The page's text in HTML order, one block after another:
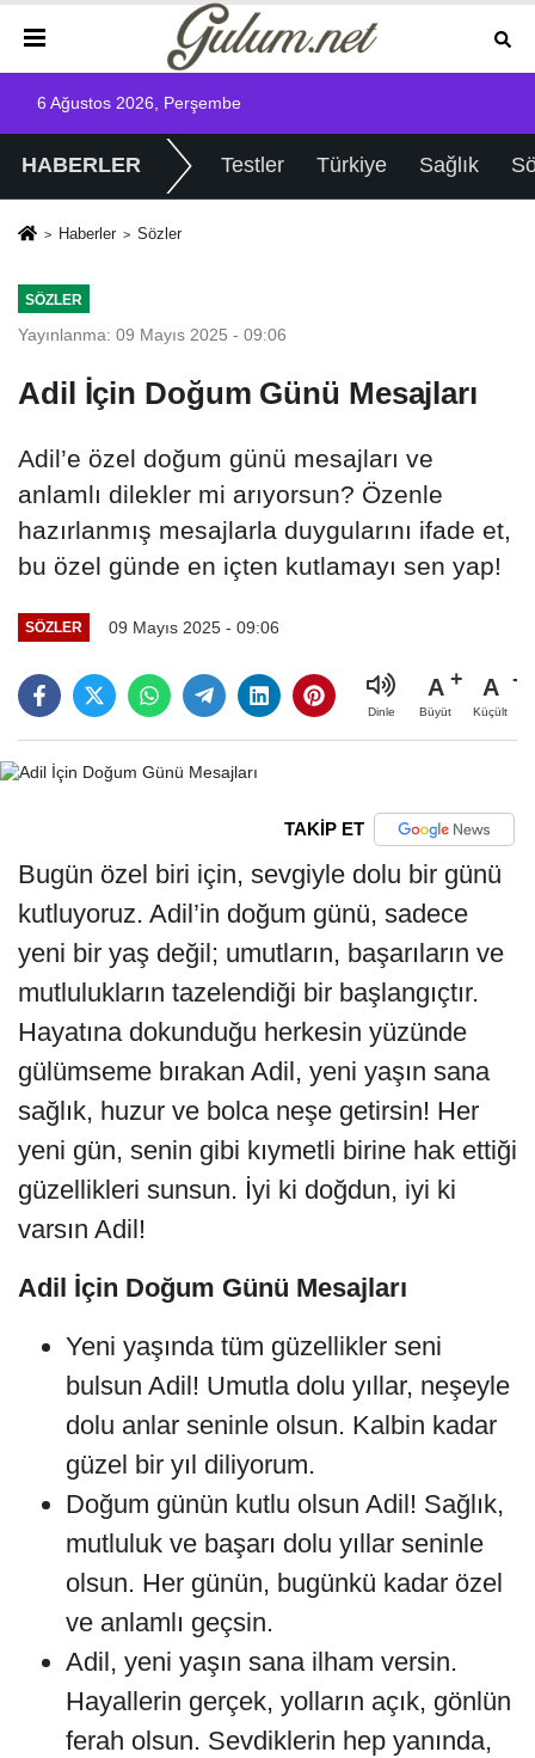
6 Ağustos 2026, Perşembe
HABERLER Testler Türkiye Sağlık
Haberler Sözler
SÖZLER
Yayınlanma: 09 Mayıs 2025 - 09:06
Adil İçin Doğum Günü Mesajları
Adil’e özel doğum günü mesajları ve
anlamlı dilekler mi arıyorsun? Özenle
hazırlanmış mesajlarla duygularını ifade et,
bu özel günde en içten kutlamayı sen yap!
SÖZLER 09 Mayıs 2025 - 09:06
Dinle
A
Büyüt
A
Küçült
TAKİP ET
Bugün özel biri için, sevgiyle dolu bir günü
kutluyoruz. Adil’in doğum günü, sadece
yeni bir yaş değil; umutların, başarıların ve
mutlulukların tazelendiği bir başlangıçtır.
Hayatına dokunduğu herkesin yüzünde
gülümseme bırakan Adil, yeni yaşın sana
sağlık, huzur ve bolca neşe getirsin! Her
yeni gün, senin gibi kıymetli birine hak ettiği
güzellikleri sunsun. İyi ki doğdun, iyi ki
varsın Adil!
Adil İçin Doğum Günü Mesajları
Yeni yaşında tüm güzellikler seni
bulsun Adil! Umutla dolu yıllar, neşeyle
dolu anlar seninle olsun. Kalbin kadar
güzel bir yıl diliyorum.
Doğum günün kutlu olsun Adil! Sağlık,
mutluluk ve başarı dolu yıllar seninle
olsun. Her günün, bugünkü kadar özel
ve anlamlı geçsin.
Adil, yeni yaşın sana ilham versin.
Hayallerin gerçek, yolların açık, gönlün
ferah olsun. Sevdiklerin hep yanında,